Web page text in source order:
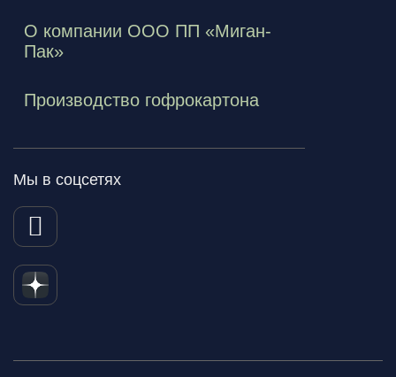
О компании ООО ПП «Миган-
Пак»
Производство гофрокартона
Мы в соцсетях